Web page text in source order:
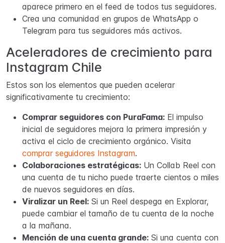
aparece primero en el feed de todos tus seguidores.
Crea una comunidad en grupos de WhatsApp o
Telegram para tus seguidores más activos.
Aceleradores de crecimiento para
Instagram Chile
Estos son los elementos que pueden acelerar
significativamente tu crecimiento:
Comprar seguidores con PuraFama: El impulso
inicial de seguidores mejora la primera impresión y
activa el ciclo de crecimiento orgánico. Visita
comprar seguidores Instagram.
Colaboraciones estratégicas: Un Collab Reel con
una cuenta de tu nicho puede traerte cientos o miles
de nuevos seguidores en días.
Viralizar un Reel: Si un Reel despega en Explorar,
puede cambiar el tamaño de tu cuenta de la noche
a la mañana.
Mención de una cuenta grande: Si una cuenta con